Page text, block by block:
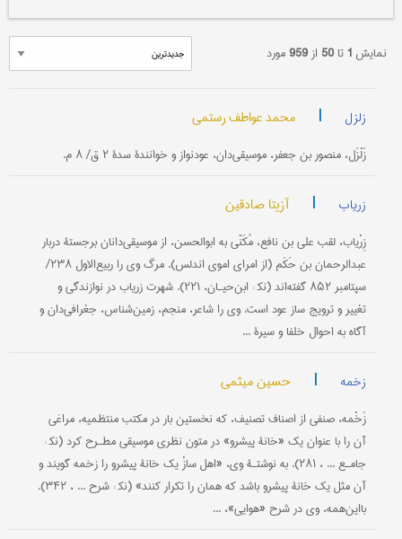
نمایش 1تا50 از959مورد
زلزل | محمد عواطف رستمی
زَلْزَل، منصور بن جعفر، موسیقی‌دان، عودنواز و خوانندۀ سدۀ ۲ ق/ ۸ م.
زریاب | آزیتا صادقین
زِرْیاب، لقب علی بن نافع، مُکَنّى به ابوالحسن، از موسیقی‌دانان برجستۀ دربار
عبدالرحمان بن حَکَم (از امرای اموی اندلس). مرگ وی را ربیع‌الاول ۲۳۸/
سپتامبر ۸۵۲ گفته‌اند (نک‍ : ابن‌حیـان، ۲۲۱). شهرت زریاب در نوازندگی و
تغییر و ترویج ساز عود است. وی را شاعر، منجم، زمین‌شناس، جغرافی‌دان و
آگاه به احوال خلفا و سیرۀ ...
زخمه | حسین میثمی
زَخْمه، صنفی از اصناف تصنیف، که نخستین ‌بار در مکتب منتظمیه، مراغی
آن را با عنوان یک «خانۀ پیشرو» در متون نظری موسیقی مطـرح کرد (نک‍ :
جامـع ... ، ۲۸۱). به نوشتـۀ وی، «اهل سازْ یک خانۀ پیشرو را زخمه گویند و
آن مثل یک خانۀ پیشرو باشد که همان را تکرار کنند» (نک‍ : شرح ... ، ۳۴۲).
با‌این‌همه، وی در شرح «هوایی»، ...